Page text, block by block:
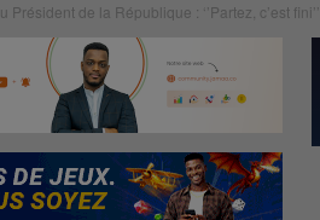
Président de la République : ‘’Partez, c’est fini’’